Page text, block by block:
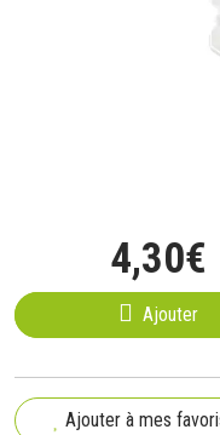
4,30€
Ajouter
Ajouter à mes